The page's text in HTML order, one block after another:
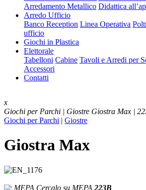
Arredamento Metallico Didattica
Arredo Ufficio
Banco Reception Linea Operativa
ufficio
Giochi in Plastica
Elettorale
Tabelloni Cabine Tavoli e Arredi per
Accessori
Contatti
x
Giochi per Parchi | Giostre Giostra Max |
Giochi per Parchi | Giostre
Giostra Max
MEPA Cercalo su MEPA 223B